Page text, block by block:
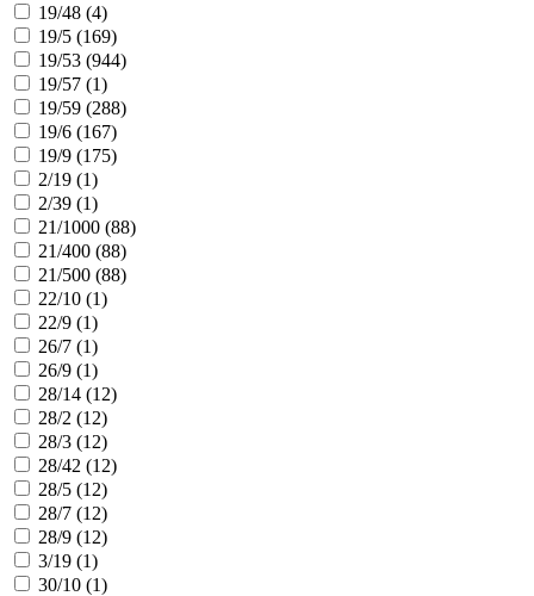
19/48 (4)
19/5 (169)
19/53 (944)
19/57 (1)
19/59 (288)
19/6 (167)
19/9 (175)
2/19 (1)
2/39 (1)
21/1000 (88)
21/400 (88)
21/500 (88)
22/10 (1)
22/9 (1)
26/7 (1)
26/9 (1)
28/14 (12)
28/2 (12)
28/3 (12)
28/42 (12)
28/5 (12)
28/7 (12)
28/9 (12)
3/19 (1)
30/10 (1)